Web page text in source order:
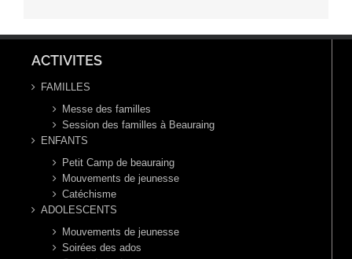
ACTIVITES
FAMILLES
Messe des familles
Session des familles à Beauraing
ENFANTS
Petit Camp de beauraing
Mouvements de jeunesse
Catéchisme
ADOLESCENTS
Mouvements de jeunesse
Soirées des ados